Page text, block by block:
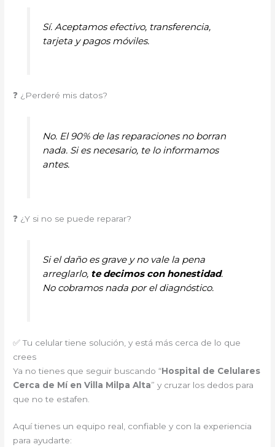
Sí. Aceptamos efectivo, transferencia,
tarjeta y pagos móviles.
❓ ¿Perderé mis datos?
No. El 90% de las reparaciones no borran
nada. Si es necesario, te lo informamos
antes.
❓ ¿Y si no se puede reparar?
Si el daño es grave y no vale la pena
arreglarlo, te decimos con honestidad.
No cobramos nada por el diagnóstico.
✅ Tu celular tiene solución, y está más cerca de lo que
crees
Ya no tienes que seguir buscando “Hospital de Celulares
Cerca de Mí en Villa Milpa Alta” y cruzar los dedos para
que no te estafen.
Aquí tienes un equipo real, confiable y con la experiencia
para ayudarte: